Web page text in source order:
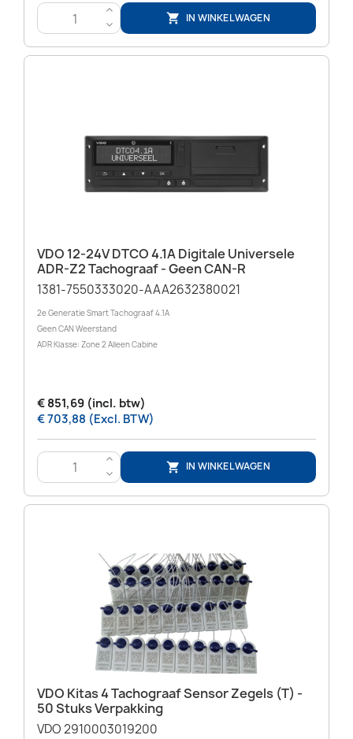
>
<
 IN WINKELWAGEN
VDO 12-24V DTCO 4.1A Digitale Universele
ADR-Z2 Tachograaf - Geen CAN-R
1381-7550333020-AAA2632380021
2e Generatie Smart Tachograaf 4.1A
Geen CAN Weerstand
ADR Klasse: Zone 2 Alleen Cabine
€ 851,69 (incl. btw)
€ 703,88 (Excl. BTW)
>
<
 IN WINKELWAGEN
VDO Kitas 4 Tachograaf Sensor Zegels (T) -
50 Stuks Verpakking
VDO 2910003019200